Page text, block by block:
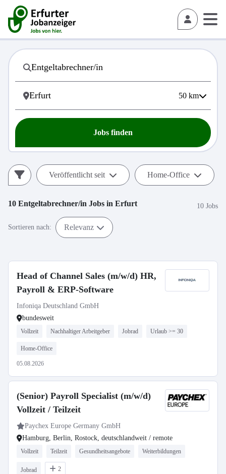
50 km
Jobs finden
Veröffentlicht seit Home-Office
10 Entgeltabrechner/in Jobs in Erfurt 10 Jobs
Sortieren nach: Relevanz
Head of Channel Sales (m/w/d) HR,
Payroll & ERP-Software
Infoniqa Deutschland GmbH
bundesweit
Vollzeit Nachhaltiger Arbeitgeber Jobrad Urlaub >= 30
Home-Office
05.08.2026
(Senior) Payroll Specialist (m/w/d)
Vollzeit / Teilzeit
Paychex Europe Germany GmbH
Hamburg, Berlin, Rostock, deutschlandweit / remote
Vollzeit Teilzeit Gesundheitsangebote Weiterbildungen
Jobrad 2